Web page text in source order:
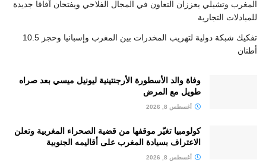
المغرب وتشيلي يعززان التعاون في المجال الفلاحي ويفتحان آفاقا جديدة
للمبادلات التجارية
تفكيك شبكة دولية لتهريب المخدرات بين المغرب وإسبانيا وحجز 10.5
أطنان
وفاة والد الأسطورة الأرجنتينية ليونيل ميسي بعد صراه
طويل مع المرض
أغسطس 8, 2026
كولومبيا تغيّر موقفها من قضية الصحراء المغربية وتعلن
الاعتراف بسيادة المغرب على أقاليمه الجنوبية
أغسطس 8, 2026